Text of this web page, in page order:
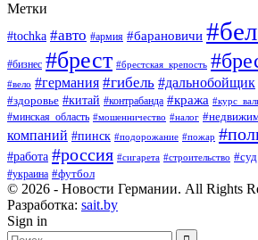
Метки
#tochka #авто #армия #барановичи
#бизнес #брест #брестская_крепость
#вело #германия #гибель #дальнобойщик
#здоровье #китай #контрабанда #кража
#минская_область #мошенничество #налог
компаний #пинск #подорожание #пожар
#работа #россия #сигарета #строительство #суд
#украина #футбол
© 2026 - Новости Германии. All Rights
Разработка: sait.by
Sign in